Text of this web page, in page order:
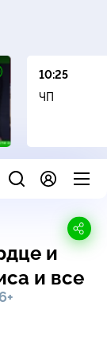
10:25
ЧП
и
и все